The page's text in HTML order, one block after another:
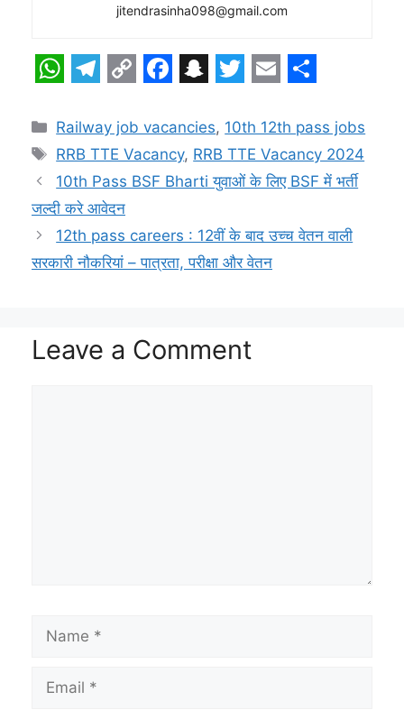
jitendrasinha098@gmail.com
h
a
t
s
A
p
e
l
e
g
r
a
o
p
y
L
i
n
a
c
e
o
o
n
a
p
h
a
w
i
t
e
r
m
a
i
h
a
r
Categories
Railway job vacancies, 10th 12th pass jobs
Tags
RRB TTE Vacancy, RRB TTE Vacancy 2024
10th Pass BSF Bharti युवाओं के लिए BSF में भर्ती
जल्दी करे आवेदन
12th pass careers : 12वीं के बाद उच्च वेतन वाली
सरकारी नौकरियां – पात्रता, परीक्षा और वेतन
Leave a Comment